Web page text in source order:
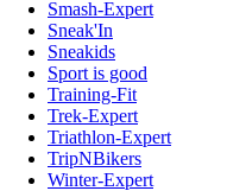
Smash-Expert
Sneak'In
Sneakids
Sport is good
Training-Fit
Trek-Expert
Triathlon-Expert
TripNBikers
Winter-Expert